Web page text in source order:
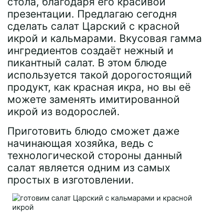
презентации. Предлагаю сегодня
сделать салат Царский с красной
икрой и кальмарами. Вкусовая гамма
ингредиентов создаёт нежный и
пикантный салат. В этом блюде
используется такой дорогостоящий
продукт, как красная икра, но вы её
можете заменять имитированной
икрой из водорослей.
Приготовить блюдо сможет даже
начинающая хозяйка, ведь с
технологической стороны данный
салат является одним из самых
простых в изготовлении.